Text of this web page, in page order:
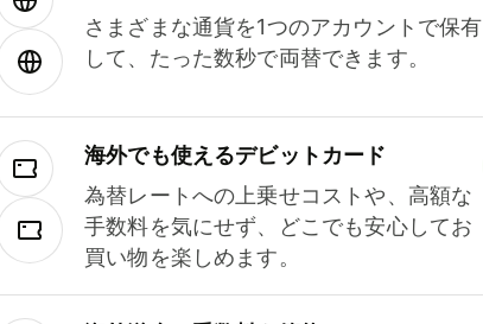
さまざまな通貨を1つのアカウントで保有
して、たった数秒で両替できます。
海外でも使えるデビットカード
為替レートへの上乗せコストや、高額な
手数料を気にせず、どこでも安心してお
買い物を楽しめます。